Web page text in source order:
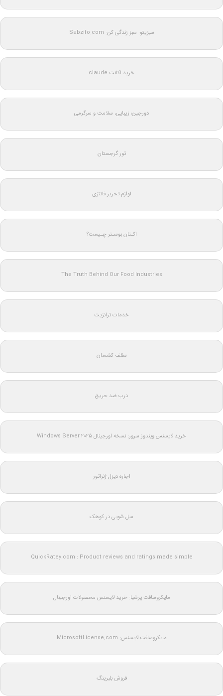
سبزیتو: سبز زندگی کن: Sabzito.com
خرید اکانت claude
دورجین؛ زیبایی، سلامت و سرگرمی
تور گرجستان
لوازم تحریر فانتزی
اکـتان بوسـتر چـیست؟
The Truth Behind Our Food Industries
خدمات ترانزیت
سقف کشسان
درب ضد حریق
خرید لایسنس ویندوز سرور: نسخه اورجینال Windows Server 2025
اجاره دیزل ژنراتور
مبل شویی در کوهک
QuickRatey.com : Product reviews and ratings made simple
مایکروسافت پرشیا: خرید لایسنس محصولات اورجینال
مایکروسافت لایسنس: MicrosoftLicense.com
فروش بلبرینگ